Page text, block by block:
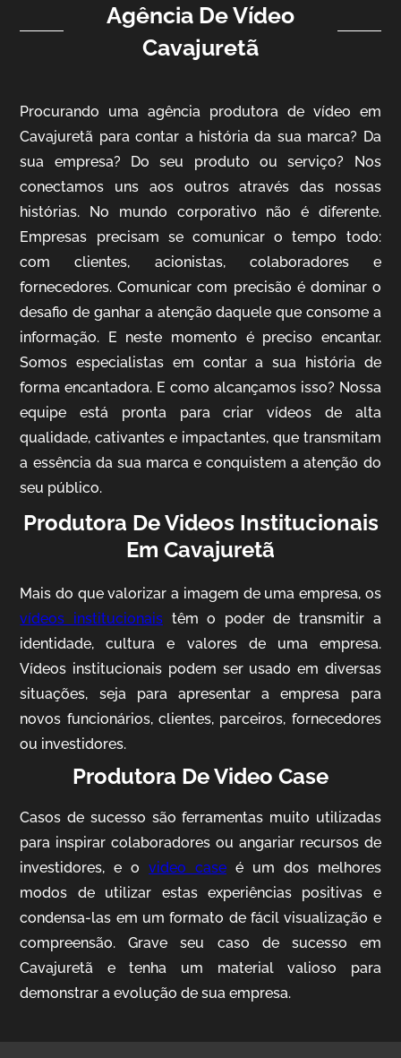
Vídeo Institucional
IQVIA
Cobertura de Eventos
Mosaic
Agência De Vídeo
Cavajuretã
Procurando uma agência produtora de vídeo em
Cavajuretã para contar a história da sua marca? Da
sua empresa? Do seu produto ou serviço? Nos
conectamos uns aos outros através das nossas
histórias. No mundo corporativo não é diferente.
Empresas precisam se comunicar o tempo todo:
com clientes, acionistas, colaboradores e
fornecedores. Comunicar com precisão é dominar o
desafio de ganhar a atenção daquele que consome a
informação. E neste momento é preciso encantar.
Somos especialistas em contar a sua história de
forma encantadora. E como alcançamos isso? Nossa
equipe está pronta para criar vídeos de alta
qualidade, cativantes e impactantes, que transmitam
a essência da sua marca e conquistem a atenção do
seu público.
Produtora De Videos Institucionais
Em Cavajuretã
Mais do que valorizar a imagem de uma empresa, os
vídeos institucionais têm o poder de transmitir a
identidade, cultura e valores de uma empresa.
Vídeos institucionais podem ser usado em diversas
situações, seja para apresentar a empresa para
novos funcionários, clientes, parceiros, fornecedores
ou investidores.
Produtora De Video Case
Casos de sucesso são ferramentas muito utilizadas
para inspirar colaboradores ou angariar recursos de
investidores, e ovideo case é um dos melhores
modos de utilizar estas experiências positivas e
condensa-las em um formato de fácil visualização e
compreensão. Grave seu caso de sucesso em
Cavajuretã e tenha um material valioso para
demonstrar a evolução de sua empresa.